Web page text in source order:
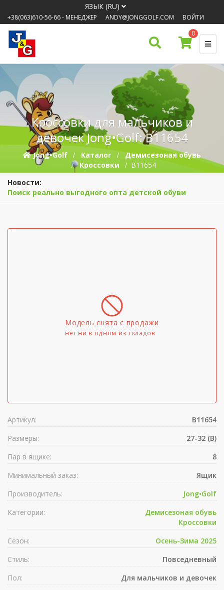
ЯЗЫК (RU)
+38(063)610-56-66- МЕНЕДЖЕР ANDY@JONGGOLF.COM
ВОЙТИ
0
Кроссовки для мальчиков и
девочек Jong•Golf: B11654
Jong•Golf Каталог
Демисезоная обувь
Кроссовки
B11654
Новости:
Поиск реально выгодного опта детской обуви
Модель снята с продажи
нет ни в одном из складов
Артикул:
B11654
Размеры:
27-32 (B)
Пар в ящике:
8
Минимальный заказ:
Ящик
Производитель:
Jong•Golf
Категории:
Демисезоная обувь
Кроссовки
Сезон:
Осень-Зима 2025
Стиль:
Повседневный
Пол:
Для мальчиков и девочек